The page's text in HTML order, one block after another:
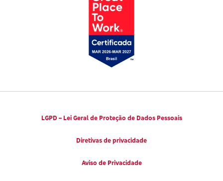
Códigos de Conduta Ética
LGPD – Lei Geral de Proteção de Dados Pessoais
Diretivas de privacidade
Aviso de Privacidade